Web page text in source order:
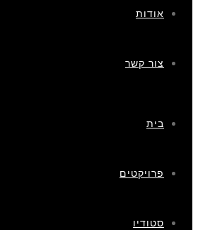
אודות
צור קשר
בית
פרויקטים
סטודיו